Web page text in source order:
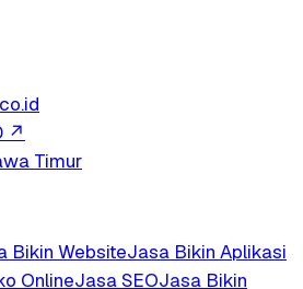
↗
Timur
Bikin WebsiteJasa Bikin Aplikasi
OnlineJasa SEOJasa Bikin